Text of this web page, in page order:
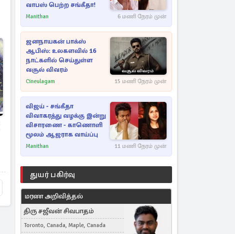
வாபஸ் பெற்ற சங்கீதா!
Manithan 6 மணி நேரம் முன்
ஜனநாயகன் பாக்ஸ்
ஆபிஸ்: உலகளவில் 16
நாட்களில் செய்துள்ள
வசூல் விவரம்
Cineulagam 15 மணி நேரம் முன்
விஜய் - சங்கீதா
விவாகரத்து வழக்கு இன்று
விசாரணை - காணொளி
மூலம் ஆஜராக வாய்ப்பு
Manithan 11 மணி நேரம் முன்
துயர் பகிர்வு
மரண அறிவித்தல்
திரு சஜீவன் சிவபாதம்
Toronto, Canada, Maple, Canada